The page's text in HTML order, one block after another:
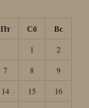
Пт Сб Вс
1
2
7 8
9
14 15
16